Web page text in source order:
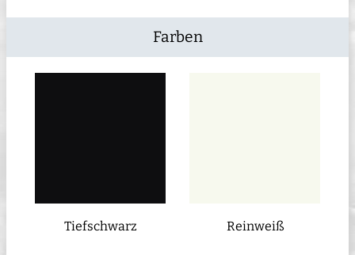
Farben
Tiefschwarz Reinweiß